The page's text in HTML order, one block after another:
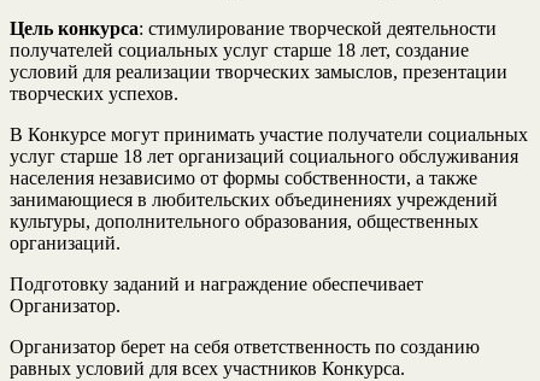
Цель конкурса: стимулирование творческой деятельности
получателей социальных услуг старше 18 лет, создание
условий для реализации творческих замыслов, презентации
творческих успехов.
В Конкурсе могут принимать участие получатели социальных
услуг старше 18 лет организаций социального обслуживания
населения независимо от формы собственности, а также
занимающиеся в любительских объединениях учреждений
культуры, дополнительного образования, общественных
организаций.
Подготовку заданий и награждение обеспечивает
Организатор.
Организатор берет на себя ответственность по созданию
равных условий для всех участников Конкурса.